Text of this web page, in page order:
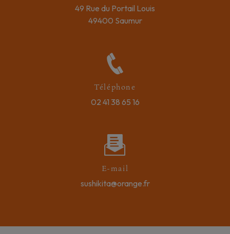
49 Rue du Portail Louis
49400 Saumur
Téléphone
02 41 38 65 16
E-mail
sushikita@orange.fr